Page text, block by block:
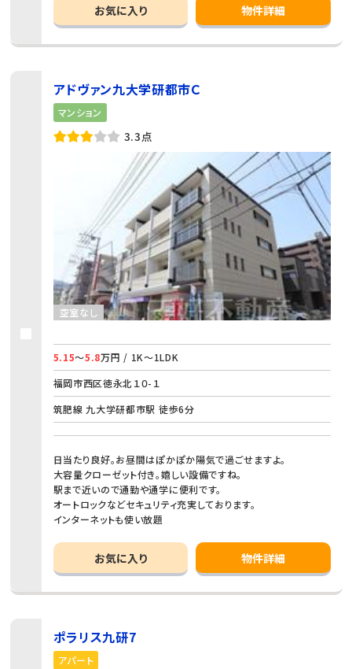
お気に入り 物件詳細
アドヴァン九大学研都市Ｃ
マンション
3.3点
空室なし
5.15～5.8万円 / 1K～1LDK
福岡市西区徳永北１０-１
筑肥線 九大学研都市駅 徒歩6分
日当たり良好。お昼間はぽかぽか陽気で過ごせますよ。
大容量クローゼット付き。嬉しい設備ですね。
駅まで近いので通勤や通学に便利です。
オートロックなどセキュリティ充実しております。
インターネットも使い放題
お気に入り 物件詳細
ポラリス九研7
アパート